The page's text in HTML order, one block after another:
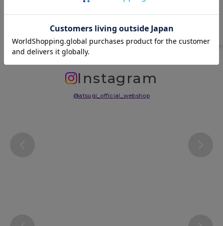
洗濯表示について よくある質問(FAQ)
Instagram
@atsugi_official_webshop